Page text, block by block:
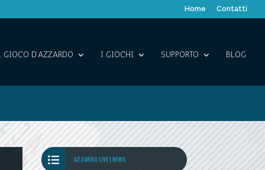
Home Contatti
GIOCO D’AZZARDO I GIOCHI SUPPORTO BLOG
 AZZARDO LIVE| NEWS